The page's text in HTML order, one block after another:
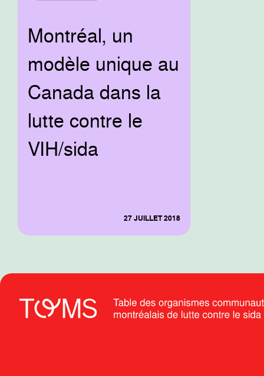
Montréal, un
modèle unique au
Canada dans la
lutte contre le
VIH/sida
27 JUILLET 2018